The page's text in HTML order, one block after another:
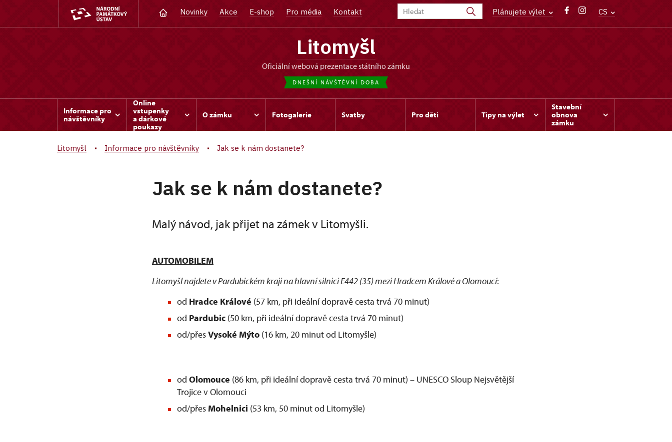
Novinky Akce E-shop Pro média Kontakt Plánujete výlet CS
Litomyšl
oficiální webová prezentace státního zámku
DNEŠNÍ NÁVŠTĚVNÍ DOBA
Informace pro
návštěvníky
Online
vstupenky
a dárkové
poukazy
O zámku Fotogalerie Svatby Pro děti Tipy na výlet
Stavební
obnova
zámku
Litomyšl Informace pro návštěvníky Jak se k nám dostanete?
Jak se k nám dostanete?
Malý návod, jak přijet na zámek v Litomyšli.
AUTOMOBILEM
Litomyšl najdete v Pardubickém kraji na hlavní silnici E442 (35) mezi Hradcem Králové a Olomoucí:
od Hradce Králové (57 km, při ideální dopravě cesta trvá 70 minut)
od Pardubic (50 km, při ideální dopravě cesta trvá 70 minut)
od/přesVysoké Mýto (16 km, 20 minut od Litomyšle)
od Olomouce (86 km, při ideální dopravě cesta trvá 70 minut) – UNESCO Sloup Nejsvětější
Trojice v Olomouci
od/přes Mohelnici (53 km, 50 minut od Litomyšle)